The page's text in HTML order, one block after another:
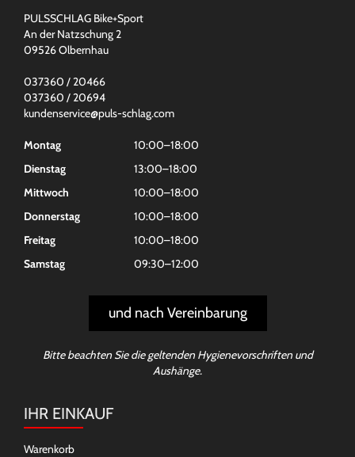
PULSSCHLAG Bike+Sport
An der Natzschung 2
09526 Olbernhau
037360 / 20466
037360 / 20694
kundenservice@puls-schlag.com
Montag
10:00–18:00
Dienstag
13:00–18:00
Mittwoch
10:00–18:00
Donnerstag
10:00–18:00
Freitag
10:00–18:00
Samstag
09:30–12:00
und nach Vereinbarung
Bitte beachten Sie die geltenden Hygienevorschriften und
Aushänge.
IHR EINKAUF
Warenkorb